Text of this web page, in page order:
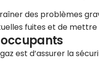
des problèmes
fuites et de
occupants
est d’assurer la